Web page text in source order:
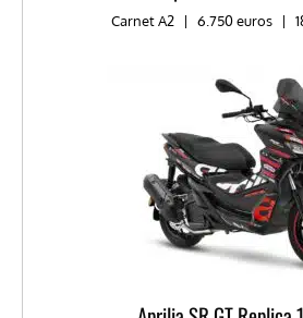
Carnet A2 | 6.750 euros |